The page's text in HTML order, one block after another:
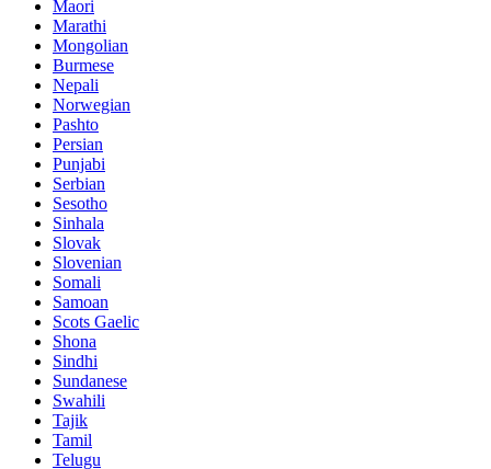
Maori
Marathi
Mongolian
Burmese
Nepali
Norwegian
Pashto
Persian
Punjabi
Serbian
Sesotho
Sinhala
Slovak
Slovenian
Somali
Samoan
Scots Gaelic
Shona
Sindhi
Sundanese
Swahili
Tajik
Tamil
Telugu